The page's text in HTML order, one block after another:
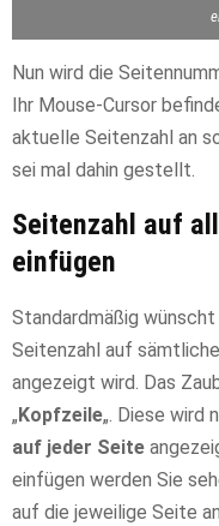
Nun wird die
Ihr Mouse-Cursor
aktuelle Seitenzahl an
sei mal dahin gestellt.
Seitenzahl auf
einfügen
Standardmäßig
Seitenzahl auf
angezeigt wird. Das
„Kopfzeile„. Diese wird
auf jeder Seite
einfügen werden Sie
auf die jeweilige Seite